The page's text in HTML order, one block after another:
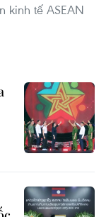
kinh tế ASEAN